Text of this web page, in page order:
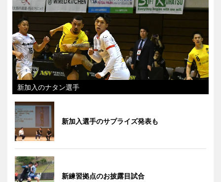
新加入のナタン選手
新加入選手のサプライズ発表も
新練習拠点のお披露目試合